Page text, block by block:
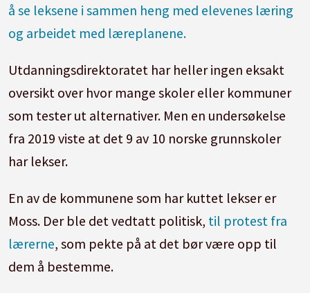
å se leksene i sammen heng med elevenes læring
og arbeidet med læreplanene.
Utdanningsdirektoratet har heller ingen eksakt
oversikt over hvor mange skoler eller kommuner
som tester ut alternativer. Men en undersøkelse
fra 2019 viste at det 9 av 10 norske grunnskoler
har lekser.
En av de kommunene som har kuttet lekser er
Moss. Der ble det vedtatt politisk, til protest fra
lærerne, som pekte på at det bør være opp til
dem å bestemme.